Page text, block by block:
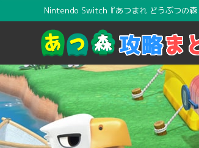
Nintendo Switch『あつまれ どうぶつの森